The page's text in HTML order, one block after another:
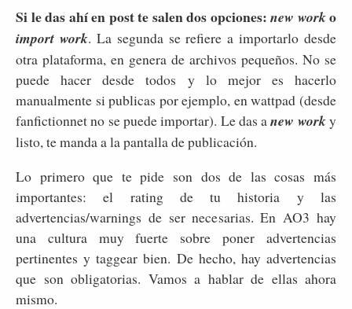
Si le das ahí en post te salen dos opciones: new worko
import work. La segunda se refiere a importarlo desde
otra plataforma, en genera de archivos pequeños. No se
puede hacer desde todos y lo mejor es hacerlo
manualmente si publicas por ejemplo, en wattpad (desde
fanfictionnet no se puede importar). Le das anew worky
listo, te manda a la pantalla de publicación.
Lo primero que te pide son dos de las cosas más
importantes: el rating de tu historia y las
advertencias/warnings de ser necesarias. En AO3 hay
una cultura muy fuerte sobre poner advertencias
pertinentes y taggear bien. De hecho, hay advertencias
que son obligatorias. Vamos a hablar de ellas ahora
mismo.